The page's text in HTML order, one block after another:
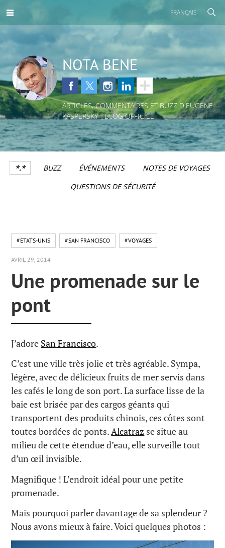
FRANÇAIS
NOTA BENE
ARTICLES, COMMENTAIRES ET BUZZ D'EUGENE
KASPERSKY - BLOG OFFICIEL
*.* BUZZ ÉVÉNEMENTS
NOTES DE VOYAGES
QUESTIONS DE SÉCURITÉ
#ETATS-UNIS #SAN FRANCISCO #VOYAGES
AVRIL 29, 2014
Une promenade sur le
pont
J’adore San Francisco.
C’est une ville très jolie et très agréable. Sympa,
légère, avec de délicieux fruits de mer servis dans
les cafés le long de son port. La surface lisse de la
baie est brisée par des cargos géants qui
transportent des produits chinois, ces côtes sont
toutes bordées de ponts.Alcatraz se situe au
milieu de cette étendue d’eau, elle surveille tout
d’un œil invisible.
Magnifique ! L’endroit idéal pour une petite
promenade.
Mais pourquoi parler davantage de sa splendeur ?
Nous avons mieux à faire. Voici quelques photos :